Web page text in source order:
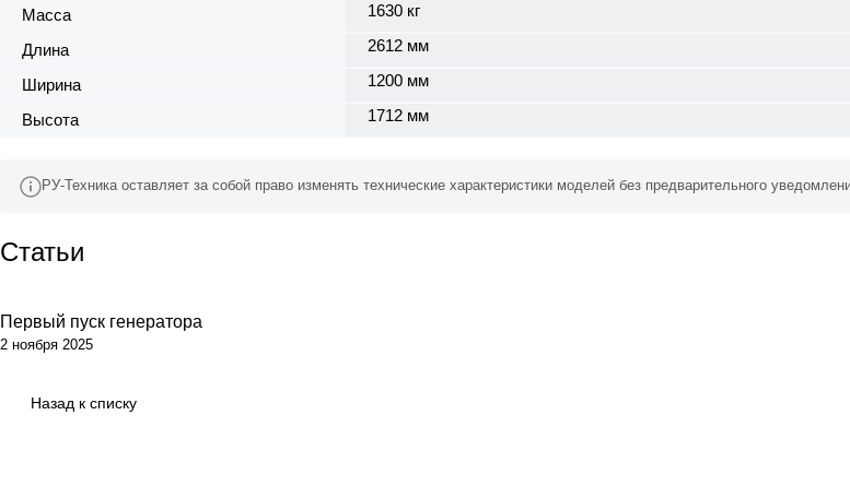
Масса
1630 кг
Длина 2612 мм
Ширина 1200 мм
Высота 1712 мм
РУ-Техника оставляет за собой право изменять технические характеристики моделей без предварительного
Статьи
Обсуживание
Первый пуск генератора
2 ноября 2025
Назад к списку